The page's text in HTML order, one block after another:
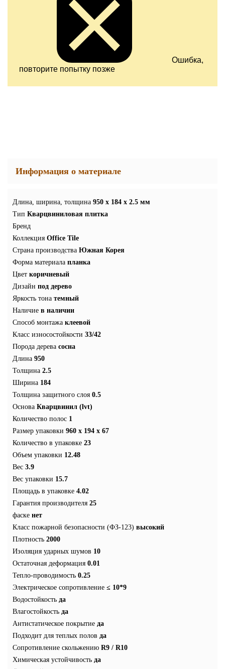
Ошибка,
повторите попытку позже
Информация о материале
Длина, ширина, толщина 950 x 184 x 2.5 мм
Тип Кварцвиниловая плитка
Бренд
Коллекция Office Tile
Страна производства Южная Корея
Форма материала планка
Цвет коричневый
Дизайн под дерево
Яркость тона темный
Наличие в наличии
Способ монтажа клеевой
Класс износостойкости 33/42
Порода дерева сосна
Длина 950
Толщина 2.5
Ширина 184
Толщина защитного слоя 0.5
Основа Кварцвинил (lvt)
Количество полос 1
Размер упаковки 960 x 194 x 67
Количество в упаковке 23
Объем упаковки 12.48
Вес 3.9
Вес упаковки 15.7
Площадь в упаковке 4.02
Гарантия производителя 25
фаске нет
Класс пожарной безопасности (ФЗ-123) высокий
Плотность 2000
Изоляция ударных шумов 10
Остаточная деформация 0.01
Тепло-проводимость 0.25
Электрическое сопротивление ≤ 10*9
Водостойкость да
Влагостойкость да
Антистатическое покрытие да
Подходит для теплых полов да
Сопротивление скольжению R9 / R10
Химическая устойчивость да